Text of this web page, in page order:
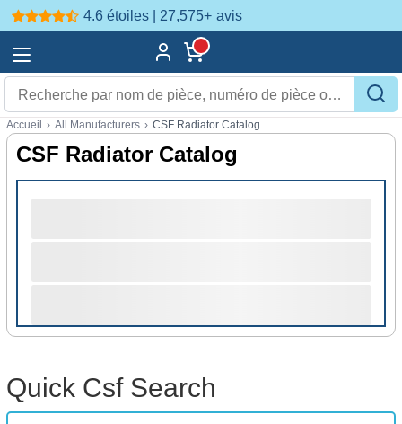
4.6 étoiles | 27,575+ avis
Accueil › All Manufacturers › CSF Radiator Catalog
CSF Radiator Catalog
Quick Csf Search